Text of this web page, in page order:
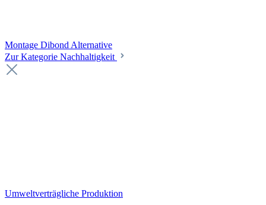
Montage Dibond Alternative
Zur Kategorie Nachhaltigkeit
Umweltverträgliche Produktion